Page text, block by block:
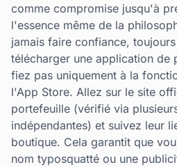
comme compromise jusqu'à
l'essence même de la
jamais faire confiance,
télécharger une application de
fiez pas uniquement à la
l'App Store. Allez sur le site
portefeuille (vérifié via
indépendantes) et suivez leur
boutique. Cela garantit que
nom typosquatté ou une